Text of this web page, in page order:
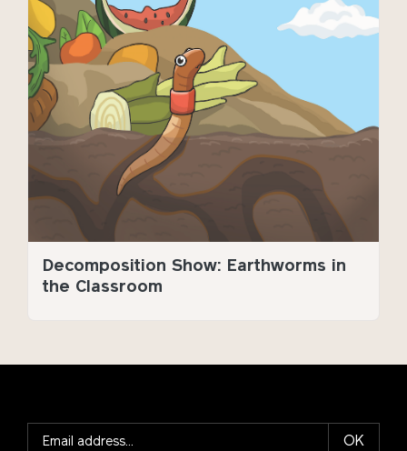
Decomposition Show: Earthworms in
the Classroom
OK